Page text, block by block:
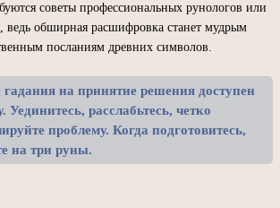
советы профессиональных рунологов или
ведь обширная расшифровка станет мудрым
посланиям древних символов.
гадания на принятие решения доступен
Уединитесь, расслабьтесь, четко
проблему. Когда подготовитесь,
на три руны.